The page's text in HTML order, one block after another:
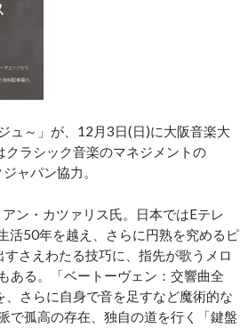
ュ～」が、12月3日(日)に大阪音楽大
ラシック音楽のマネジメントの
ャパン協力。
ン・カツァリス氏。日本ではEテレ
活50年を越え、さらに円熟を究めるピ
さえわたる技巧に、指先が歌うメロ
ある。「ベートーヴェン：交響曲全
さらに自身で音を足すなど魔術的な
で孤高の存在、独自の道を行く「鍵盤